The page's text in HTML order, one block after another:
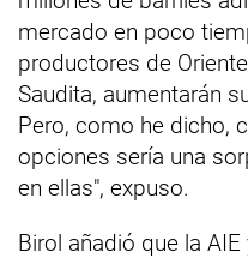
mercado en poco
productores de
Saudita, aumentarán
Pero, como he dicho,
opciones sería una
en ellas", expuso.
Birol añadió que la